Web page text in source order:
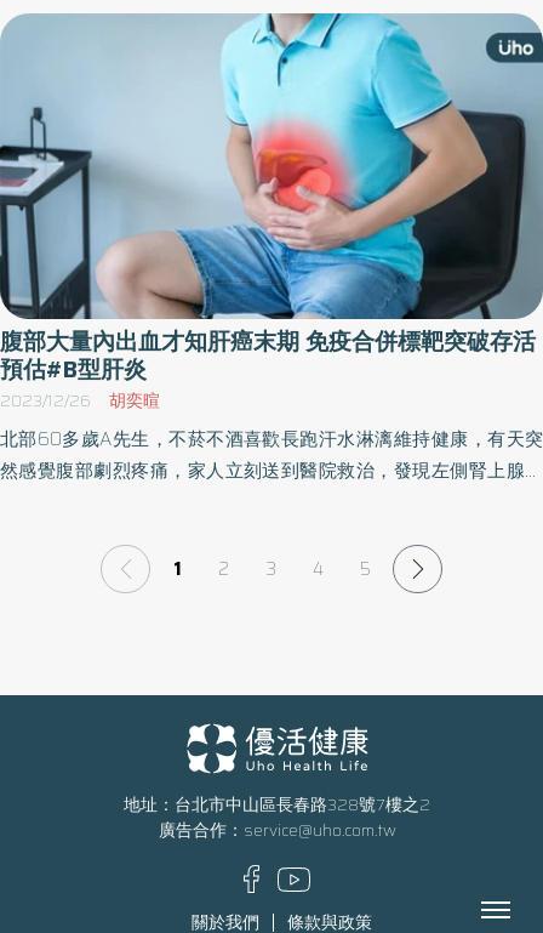
自己治療期間身體有異狀，應該馬上回報醫師，輔助治療後都能很
區C型肝炎盛行率比其他地區高，但許多病患都不知道自己感染疾
病，就算檢測發現，也因就醫不方便，慢慢就疏於追蹤觀察肝臟健
康，等到察覺不舒服異狀再回診間，如果確診肝癌很大機率已經在
中晚期，治療效果不如早期治療好。 陳柏岳呼籲，不知道自己是否
罹患B型與C型肝炎，一定要主動就醫檢查確認，如果結果呈現陽
性，現在都有藥物能夠控制病情，保持定期追蹤肝臟健康，假使發
現任何異狀，就算是肝癌也能早期發現，一旦發現自己黃疸、有腹
水、腸胃道出血等症狀，務必立刻就醫，很有可能是肝癌中後期症
狀。 (圖/嘉義基督教醫院肝膽腸胃科主治醫師 陳柏岳醫師)
呢？胃腸肝膽科醫師提醒，若是民眾發現身體出現瘀青、黃疸、腹
水等6大異狀，就有可能是肝癌嚴重復發警訊，不應輕忽趕緊就醫。
腹部大量內出血才知肝癌末期 免疫合併標靶突破存活
預估#B型肝炎
2023/12/26 胡奕暄
北部60多歲A先生，不菸不酒喜歡長跑汗水淋漓維持健康，有天突
然感覺腹部劇烈疼痛，家人立刻送到醫院救治，發現左側腎上腺大
助下，成功突破醫師存活期預估。 確診肝癌才知道罹患慢性肝癌多
時 肝癌轉移治療開啟嶄新大門 台北市立萬芳醫院移植外科主任醫師
代，很多民眾罹患B型肝炎全然不知，而C型肝炎常是輸血共用針頭
被感染，不幸慢慢則誘發肝癌，當察覺身體有異狀，肝癌常發在中
期至末期，病患才第一次知道有慢性肝炎。 宋睿祥主任說明，60多
瘤瀰漫範圍約10公分，且侵犯到血管，癌細胞隨著血流轉移到兩側
約4公分，以往很難有積極治療機會，但上天總算開啟了一擅嶄新大
1 2 3 4 5
地址：台北市中山區長春路328號7樓之2
廣告合作： service@uho.com.tw
關於我們 條款與政策 Menu